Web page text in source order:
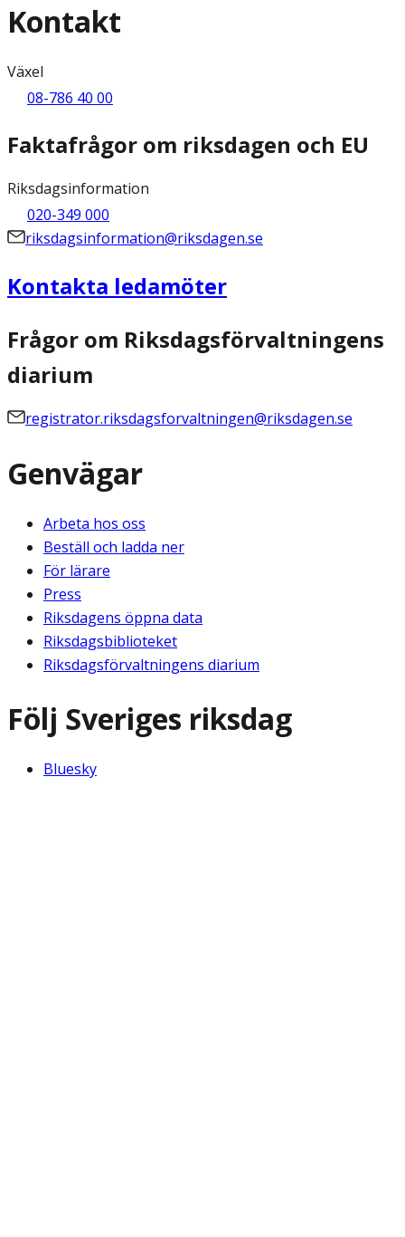
Kontakt
Växel
08-786 40 00
Faktafrågor om riksdagen och EU
Riksdagsinformation
020-349 000
riksdagsinformation@riksdagen.se
Kontakta ledamöter
Frågor om Riksdagsförvaltningens
diarium
registrator.riksdagsforvaltningen@riksdagen.se
Genvägar
Arbeta hos oss
Beställ och ladda ner
För lärare
Press
Riksdagens öppna data
Riksdagsbiblioteket
Riksdagsförvaltningens diarium
Följ Sveriges riksdag
Bluesky